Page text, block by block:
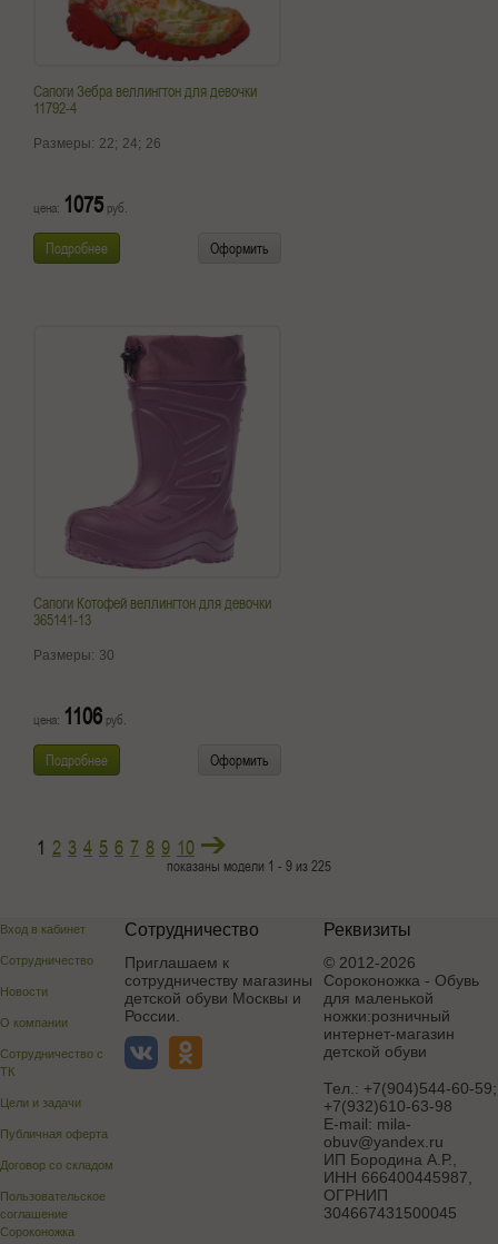
Сапоги Зебра веллингтон для девочки
11792-4
Размеры: 22; 24; 26
цена: 1075 руб.
Подробнее Оформить
Сапоги Котофей веллингтон для девочки
365141-13
Размеры: 30
цена: 1106 руб.
Подробнее Оформить
1 2 3 4 5 6 7 8 9 10
показаны модели 1 - 9 из 225
Вход в кабинет
Сотрудничество
Новости
О компании
Сотрудничество с
ТК
Цели и задачи
Публичная оферта
Договор со складом
Пользовательское
соглашение
Сороконожка
Сотрудничество
Приглашаем к
сотрудничеству магазины
детской обуви Москвы и
России.
Реквизиты
© 2012-2026
Сороконожка - Обувь
для маленькой
ножки:розничный
интернет-магазин
детской обуви
Тел.: +7(904)544-60-59;
+7(932)610-63-98
E-mail: mila-
obuv@yandex.ru
ИП Бородина А.Р.
ИНН 666400445987,
ОГРНИП
304667431500045